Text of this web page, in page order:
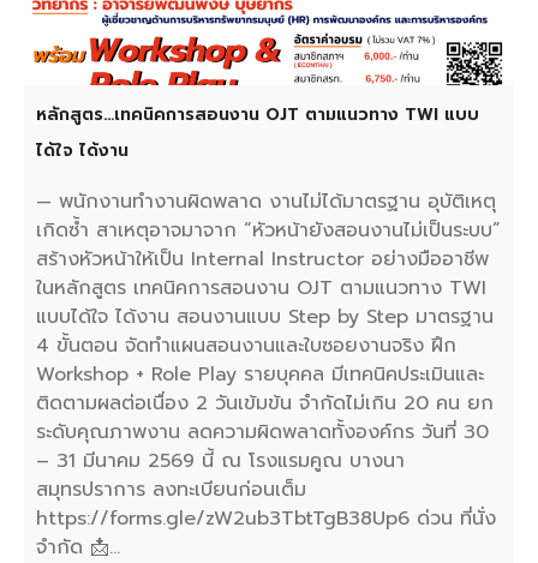
หลักสูตร…เทคนิคการสอนงาน OJT ตามแนวทาง TWI แบบ
ได้ใจ ได้งาน
— พนักงานทำงานผิดพลาด งานไม่ได้มาตรฐาน อุบัติเหตุ
เกิดซ้ำ สาเหตุอาจมาจาก “หัวหน้ายังสอนงานไม่เป็นระบบ”
สร้างหัวหน้าให้เป็น Internal Instructor อย่างมืออาชีพ
ในหลักสูตร เทคนิคการสอนงาน OJT ตามแนวทาง TWI
แบบได้ใจ ได้งาน สอนงานแบบ Step by Step มาตรฐาน
4 ขั้นตอน จัดทำแผนสอนงานและใบซอยงานจริง ฝึก
Workshop + Role Play รายบุคคล มีเทคนิคประเมินและ
ติดตามผลต่อเนื่อง 2 วันเข้มข้น จำกัดไม่เกิน 20 คน ยก
ระดับคุณภาพงาน ลดความผิดพลาดทั้งองค์กร วันที่ 30
– 31 มีนาคม 2569 นี้ ณ โรงแรมคูณ บางนา
สมุทรปราการ ลงทะเบียนก่อนเต็ม
https://forms.gle/zW2ub3TbtTgB38Up6 ด่วน ที่นั่ง
จำกัด 📩…